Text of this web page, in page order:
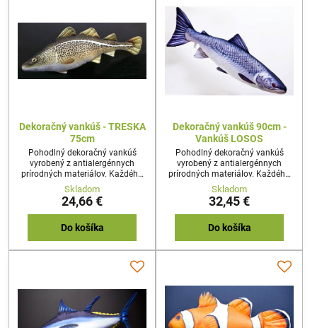
Dekoračný vankúš - TRESKA
75cm
Pohodlný dekoračný vankúš
vyrobený z antialergénnych
prírodných materiálov. Každého
prekvapí reálny tvar a dizajn
vankúša. Najideálnejší darček pre
každého nadšenca rybolovu,
alebo milovníka prírody.
Skladom
24,66 €
Do košíka
Dekoračný vankúš 90cm -
Vankúš LOSOS
Pohodlný dekoračný vankúš
vyrobený z antialergénnych
prírodných materiálov. Každého
prekvapí reálny tvar a dizajn
vankúša. Najideálnejší darček pre
každého nadšenca rybolovu,
alebo milovníka prírody.
Skladom
32,45 €
Do košíka